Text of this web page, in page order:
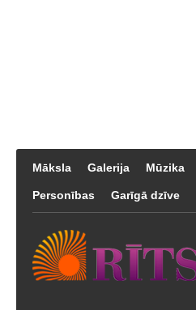
Māksla Galerija Mūzika
Personības Garīgā dzīve